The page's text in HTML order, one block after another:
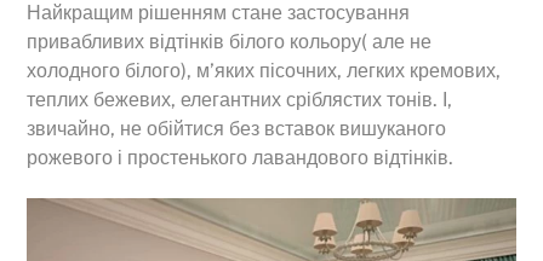
Найкращим рішенням стане застосування
привабливих відтінків білого кольору( але не
холодного білого), м’яких пісочних, легких кремових,
теплих бежевих, елегантних сріблястих тонів. І,
звичайно, не обійтися без вставок вишуканого
рожевого і простенького лавандового відтінків.